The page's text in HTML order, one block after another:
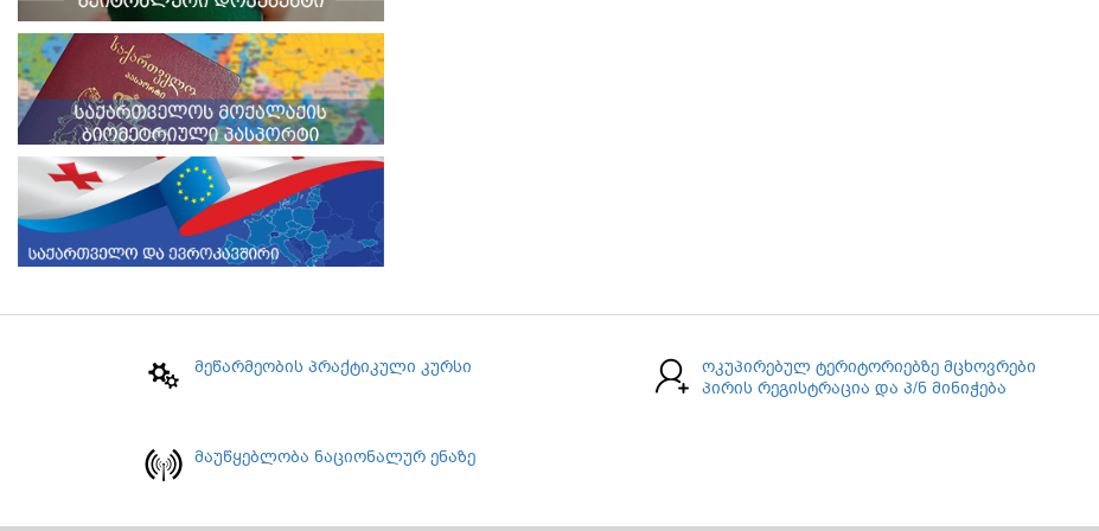
მეწარმეობის პრაქტიკული კურსი
ოკუპირებულ ტერიტორიებზე მცხოვრები
პირის რეგისტრაცია და პ/ნ მინიჭება
მაუწყებლობა ნაციონალურ ენაზე